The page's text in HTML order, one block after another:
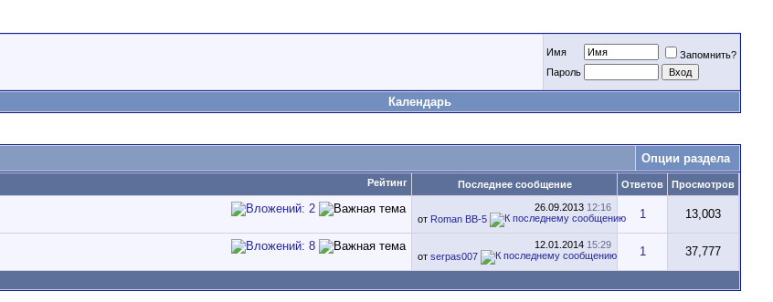
Имя
Запомнить?
Пароль
Календарь
Опции раздела
Рейтинг Последнее сообщение Ответов Просмотров
26.09.2013 12:16
от Roman BB-5 1 13,003
12.01.2014 15:29
от serpas007 1 37,777